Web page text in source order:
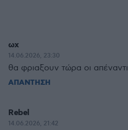
ωχ
14.06.2026, 23:30
θα φριαξουν τώρα οι απέναντι
ΑΠΑΝΤΗΣΗ
Rebel
14.06.2026, 21:42